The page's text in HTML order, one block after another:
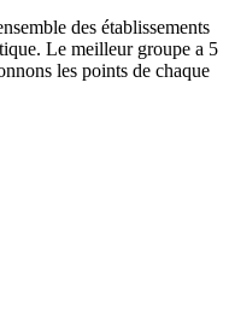
des établissements
Le meilleur groupe a 5
les points de chaque